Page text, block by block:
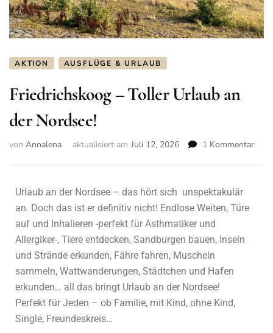
AKTION AUSFLÜGE & URLAUB
Friedrichskoog – Toller Urlaub an
der Nordsee!
von Annalena aktualisiert am Juli 12, 2026 1 Kommentar
Urlaub an der Nordsee – das hört sich unspektakulär
an. Doch das ist er definitiv nicht! Endlose Weiten, Türe
auf und Inhalieren -perfekt für Asthmatiker und
Allergiker-, Tiere entdecken, Sandburgen bauen, Inseln
und Strände erkunden, Fähre fahren, Muscheln
sammeln, Wattwanderungen, Städtchen und Hafen
erkunden… all das bringt Urlaub an der Nordsee!
Perfekt für Jeden – ob Familie, mit Kind, ohne Kind,
Single, Freundeskreis…